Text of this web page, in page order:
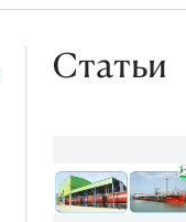
Статьи